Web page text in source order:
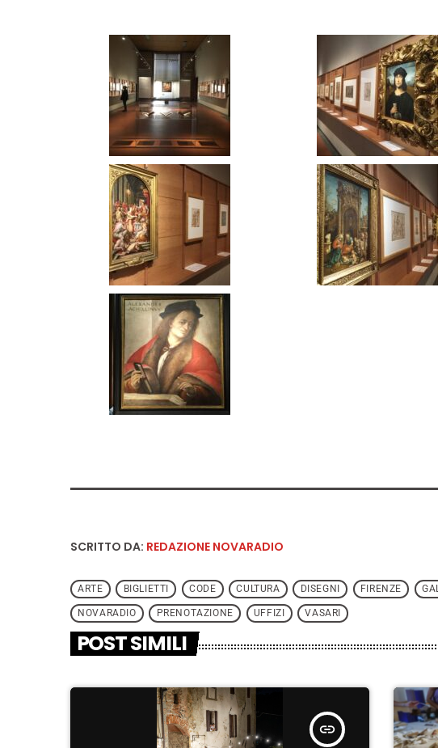
SCRITTO DA: REDAZIONE NOVARADIO
ARTE BIGLIETTI CODE CULTURA DISEGNI FIRENZE
NOVARADIO PRENOTAZIONE UFFIZI VASARI
POST SIMILI
insert_link